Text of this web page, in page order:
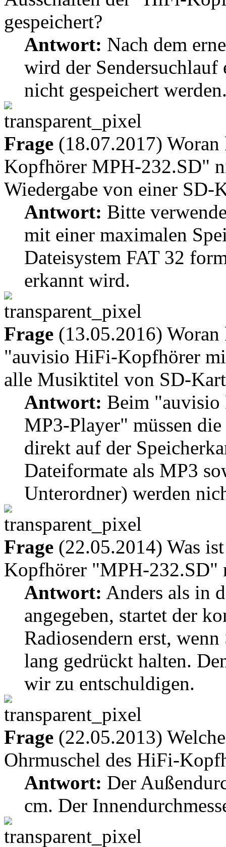
gespeichert?
Antwort: Nach dem
wird der Sendersuchlauf
nicht gespeichert
Frage (18.07.2017)
Kopfhörer MPH-232.SD"
Wiedergabe von einer SD-
Antwort: Bitte
mit einer maximalen
Dateisystem FAT 32
erkannt wird.
Frage (13.05.2016) Woran
"auvisio HiFi-Kopfhörer
alle Musiktitel von SD-
Antwort: Beim
MP3-Player" müssen
direkt auf der
Dateiformate als MP3
Unterordner) werden
Frage (22.05.2014) Was
Kopfhörer "MPH-232.SD"
Antwort: Anders als in
angegeben, startet der
Radiosendern erst,
lang gedrückt halten.
wir zu entschuldigen.
Frage (22.05.2013)
Ohrmuschel des HiFi-
Antwort: Der
cm. Der